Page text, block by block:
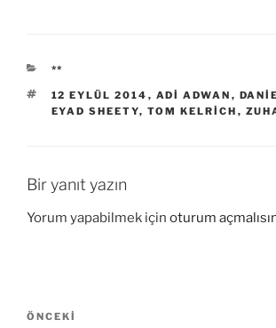
KATEGORILER
**
ETIKETLER
12 EYLÜL 2014 , ADI ADWAN ,
EYAD SHEETY, TOM KELRICH ,
Bir yanıt yazın
Yorum yapabilmek için oturum
Yazı
Önceki
ÖNCEKI